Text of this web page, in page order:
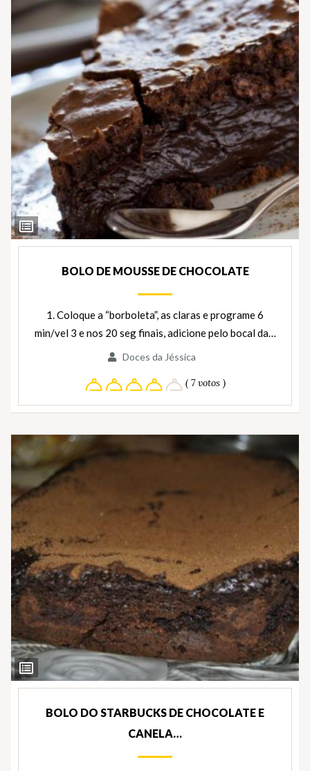
Ver
Ingredientes
BOLO DE MOUSSE DE CHOCOLATE
1. Coloque a “borboleta”, as claras e programe 6
min/vel 3 e nos 20 seg finais, adicione pelo bocal da…
Doces da Jéssica
( 7 votos )
Ver
Ingredientes
BOLO DO STARBUCKS DE CHOCOLATE E
CANELA…